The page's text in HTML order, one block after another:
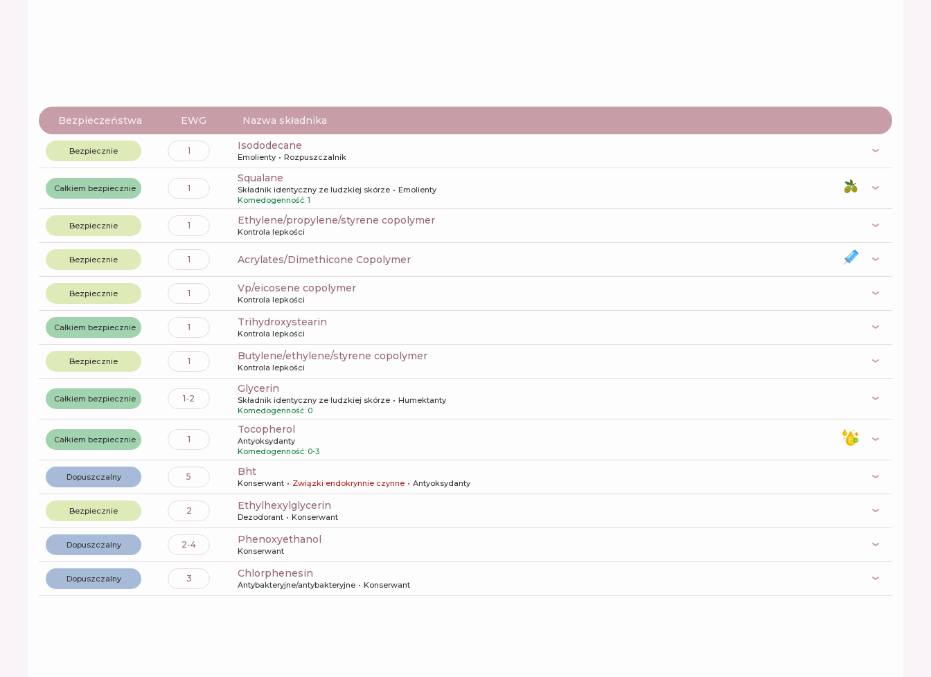
Bezpieczeństwa EWG Nazwa składnika
Bezpiecznie 1 isododecane
Emolienty Rozpuszczalnik
Całkiem bezpiecznie 1
squalane
Składnik identyczny ze ludzkiej skórze
Emolienty
Komedogenność: 1
Bezpiecznie 1 ethylene/propylene/styrene copolymer
Kontrola lepkości
Bezpiecznie 1 Acrylates/Dimethicone Copolymer
Bezpiecznie 1 vp/eicosene copolymer
Kontrola lepkości
Całkiem bezpiecznie 1 trihydroxystearin
Kontrola lepkości
Bezpiecznie 1 butylene/ethylene/styrene copolymer
Kontrola lepkości
Całkiem bezpiecznie 1-2
glycerin
Składnik identyczny ze ludzkiej skórze
Humektanty
Komedogenność: 0
Całkiem bezpiecznie 1
tocopherol
Antyoksydanty
Komedogenność: 0-3
Dopuszczalny 5 bht
Konserwant Związki endokrynnie czynne Antyoksydanty
Bezpiecznie 2 ethylhexylglycerin
Dezodorant Konserwant
Dopuszczalny 2-4 phenoxyethanol
Konserwant
Dopuszczalny 3 chlorphenesin
Antybakteryjne/antybakteryjne Konserwant